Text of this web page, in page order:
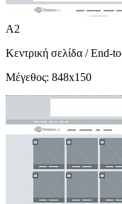
A2
Κεντρική σελίδα / End-
Μέγεθος: 848x150